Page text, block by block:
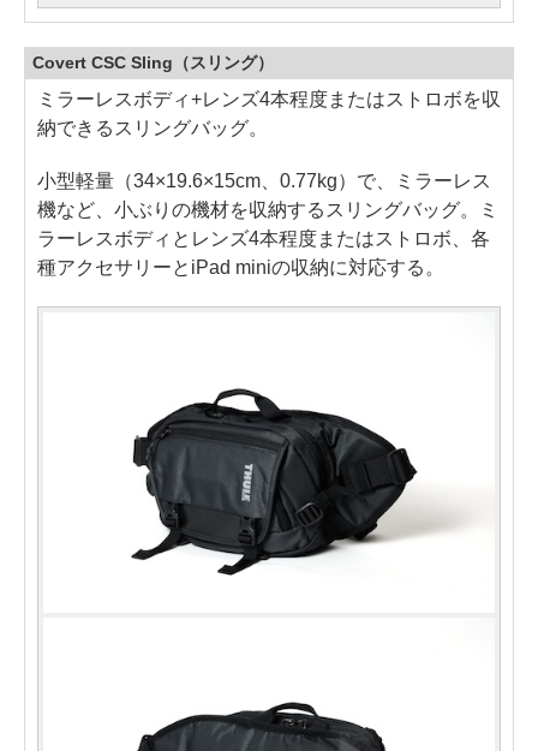
Covert CSC Sling（スリング）
ミラーレスボディ+レンズ4本程度またはストロボを収
納できるスリングバッグ。
小型軽量（34×19.6×15cm、0.77kg）で、ミラーレス
機など、小ぶりの機材を収納するスリングバッグ。ミ
ラーレスボディとレンズ4本程度またはストロボ、各
種アクセサリーとiPad miniの収納に対応する。